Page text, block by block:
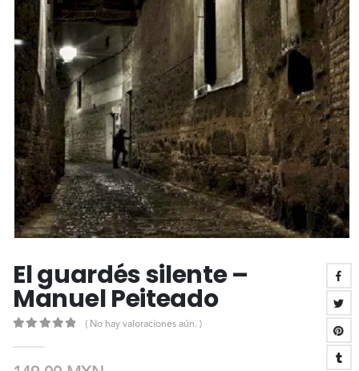
El guardés silente –
Manuel Peiteado
( No hay valoraciones aún. )